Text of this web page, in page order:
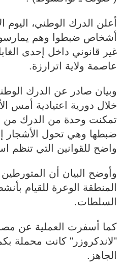
أعلن الدرك الوطني، اليوم
أشخاص ضبطوا وهم
غير قانوني داخل إحدى
عاصمة ولاية اترارزة.
وبيان صادر عن الدرك
تمكنت وحدة من الدرك من
ضبطها وهي تحول
واضح للقوانين التي تنظم
وأوضح البيان أن
المنطقة الوعرة للقيام
السلطات.
كما أسفرت العملية عن
"لاندكروزر" كانت محملة
الجاهز.